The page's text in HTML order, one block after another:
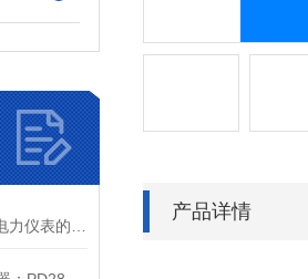
产品详情